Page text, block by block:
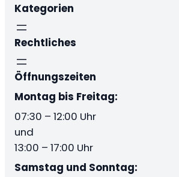
Kategorien
Rechtliches
Öffnungszeiten
Montag bis Freitag:
07:30 – 12:00 Uhr
und
13:00 – 17:00 Uhr
Samstag und Sonntag: